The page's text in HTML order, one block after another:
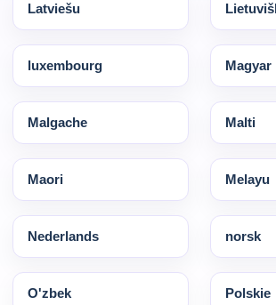
Latviešu
luxembourg Magyar
Malgache Malti
Maori Melayu
Nederlands norsk
O'zbek Polskie